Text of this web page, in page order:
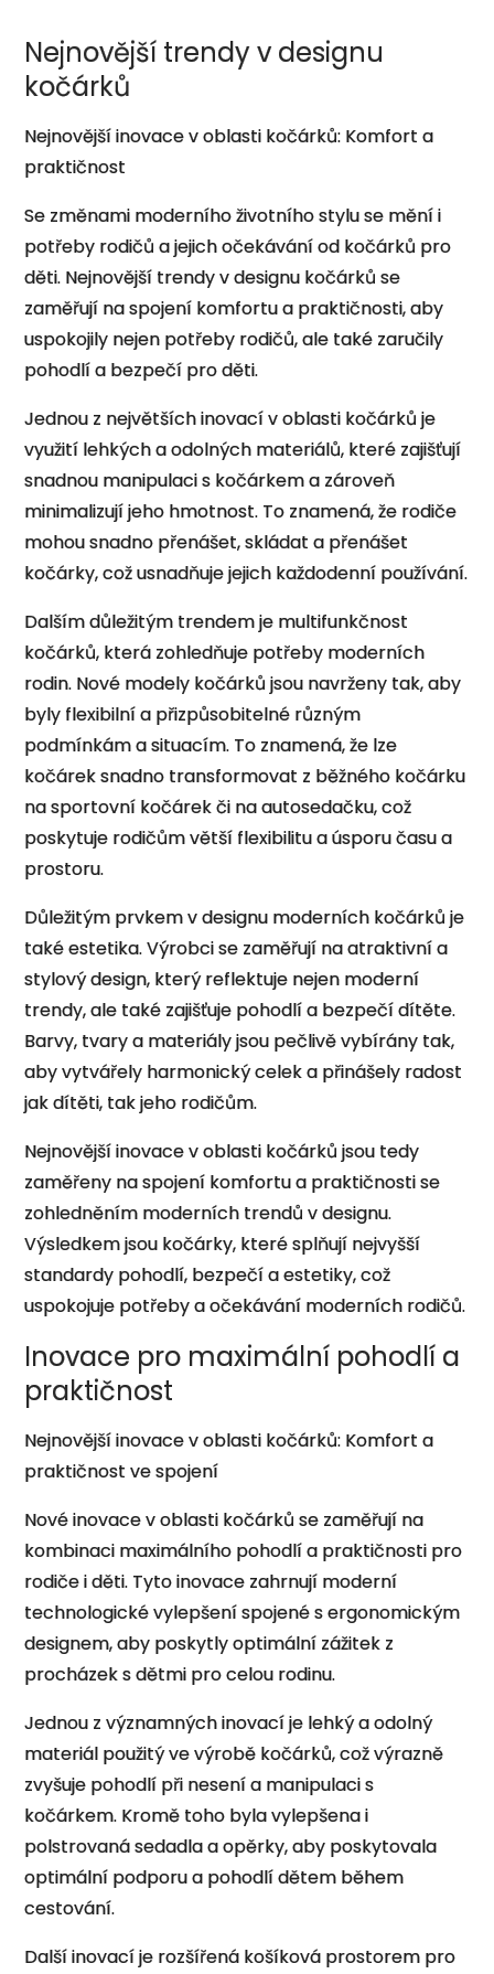
Nejnovější trendy v designu
kočárků
Nejnovější inovace v oblasti kočárků: Komfort a
praktičnost
Se změnami moderního životního stylu se mění i
potřeby rodičů a jejich očekávání od kočárků pro
děti. Nejnovější trendy v designu kočárků se
zaměřují na spojení komfortu a praktičnosti, aby
uspokojily nejen potřeby rodičů, ale také zaručily
pohodlí a bezpečí pro děti.
Jednou z největších inovací v oblasti kočárků je
využití lehkých a odolných materiálů, které zajišťují
snadnou manipulaci s kočárkem a zároveň
minimalizují jeho hmotnost. To znamená, že rodiče
mohou snadno přenášet, skládat a přenášet
kočárky, což usnadňuje jejich každodenní používání.
Dalším důležitým trendem je multifunkčnost
kočárků, která zohledňuje potřeby moderních
rodin. Nové modely kočárků jsou navrženy tak, aby
byly flexibilní a přizpůsobitelné různým
podmínkám a situacím. To znamená, že lze
kočárek snadno transformovat z běžného kočárku
na sportovní kočárek či na autosedačku, což
poskytuje rodičům větší flexibilitu a úsporu času a
prostoru.
Důležitým prvkem v designu moderních kočárků je
také estetika. Výrobci se zaměřují na atraktivní a
stylový design, který reflektuje nejen moderní
trendy, ale také zajišťuje pohodlí a bezpečí dítěte.
Barvy, tvary a materiály jsou pečlivě vybírány tak,
aby vytvářely harmonický celek a přinášely radost
jak dítěti, tak jeho rodičům.
Nejnovější inovace v oblasti kočárků jsou tedy
zaměřeny na spojení komfortu a praktičnosti se
zohledněním moderních trendů v designu.
Výsledkem jsou kočárky, které splňují nejvyšší
standardy pohodlí, bezpečí a estetiky, což
uspokojuje potřeby a očekávání moderních rodičů.
Inovace pro maximální pohodlí a
praktičnost
Nejnovější inovace v oblasti kočárků: Komfort a
praktičnost ve spojení
Nové inovace v oblasti kočárků se zaměřují na
kombinaci maximálního pohodlí a praktičnosti pro
rodiče i děti. Tyto inovace zahrnují moderní
technologické vylepšení spojené s ergonomickým
designem, aby poskytly optimální zážitek z
procházek s dětmi pro celou rodinu.
Jednou z významných inovací je lehký a odolný
materiál použitý ve výrobě kočárků, což výrazně
zvyšuje pohodlí při nesení a manipulaci s
kočárkem. Kromě toho byla vylepšena i
polstrovaná sedadla a opěrky, aby poskytovala
optimální podporu a pohodlí dětem během
cestování.
Další inovací je rozšířená košíková prostorem pro